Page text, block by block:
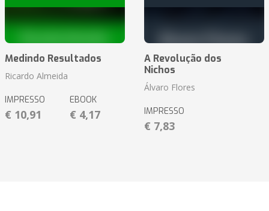
Medindo Resultados
Ricardo Almeida
IMPRESSO
€ 10,91
EBOOK
€ 4,17
A Revolução dos
Nichos
Álvaro Flores
IMPRESSO
€ 7,83